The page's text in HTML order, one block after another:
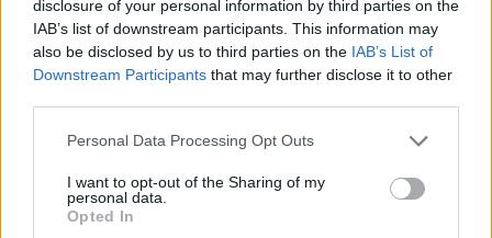
disclosure of your personal information by third parties on the
IAB’s list of downstream participants. This information may
also be disclosed by us to third parties on the IAB’s List of
Downstream Participants that may further disclose it to other
Please note that this website/app uses one or more Google
not limited to your visit or usage behaviour. You may click to
grant or deny consent to Google and its third-party tags to
use your data for below specified purposes in below Google
Personal Data Processing Opt Outs
I want to opt-out of the Sharing of my
personal data.
Opted In
Ricevi le nostre ultime news
daGoogle News
Condividi l'articolo